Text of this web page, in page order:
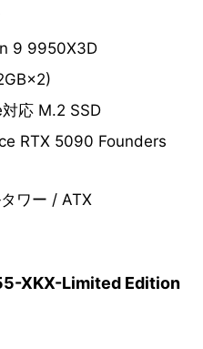
9 9950X3D
応 M.2 SSD
RTX 5090 Founders
ワー / ATX
XKX-Limited Edition